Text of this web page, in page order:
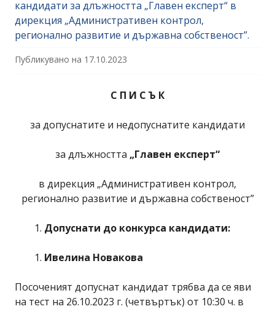
кандидати за длъжността „Главен експерт“ в
дирекция „Административен контрол,
регионално развитие и държавна собственост”.
Публикувано на 17.10.2023
С П И С Ъ К
за допуснатите и недопуснатите кандидати
за длъжността „Главен експерт“
в дирекция „Административен контрол,
регионално развитие и държавна собственост”
Допуснати до конкурса кандидати:
Ивелина Новакова
Посоченият допуснат кандидат трябва да се яви
на тест на 26.10.2023 г. (четвъртък) от 10:30 ч. в